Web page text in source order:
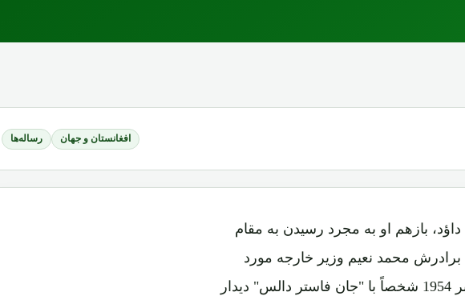
افغانستان و جهان رساله‌ها
بازهم او به مجرد رسیدن به مقام
داد. برادرش محمد نعیم وزیر خارجه مورد
اعتماد خود را به واشنگتن فرستاد و او بتاریخ 8 اکتوبر 1954 شخصاً با "جان فاستر دالس" دیدار